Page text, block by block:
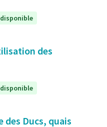
des
Ducs, quais